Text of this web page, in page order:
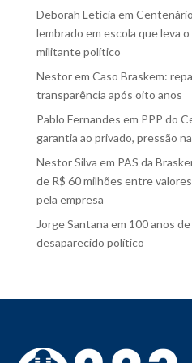
Deborah Letícia em
lembrado em escola que leva
militante político
Nestorem Caso Braskem:
transparência após oito anos
Pablo Fernandes em PPP do
garantia ao privado, pressão
Nestor Silva em PAS da
de R$ 60 milhões entre
pela empresa
Jorge Santana em 100 anos
desaparecido político